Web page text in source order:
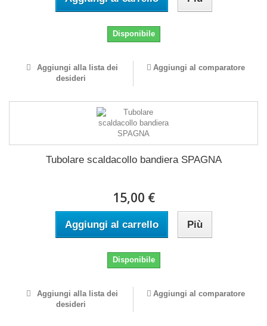
Disponibile
Aggiungi alla lista dei
desideri
Aggiungi al comparatore
Tubolare scaldacollo bandiera SPAGNA
15,00 €
Aggiungi al carrello Più
Disponibile
Aggiungi alla lista dei
desideri
Aggiungi al comparatore